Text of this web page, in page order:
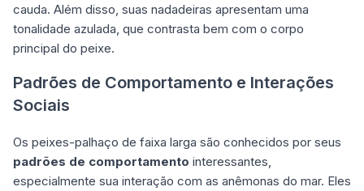
cauda. Além disso, suas nadadeiras apresentam uma
tonalidade azulada, que contrasta bem com o corpo
principal do peixe.
Padrões de Comportamento e Interações
Sociais
Os peixes-palhaço de faixa larga são conhecidos por seus
padrões de comportamento interessantes,
especialmente sua interação com as anêmonas do mar. Eles